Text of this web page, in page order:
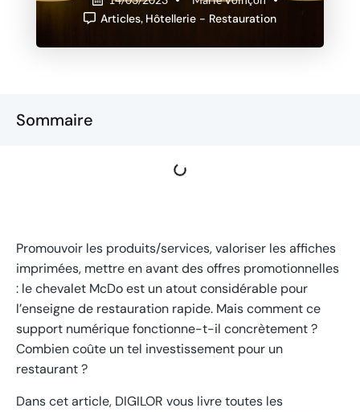
Articles, Hôtellerie - Restauration
Sommaire
Promouvoir les produits/services, valoriser les affiches
imprimées, mettre en avant des offres promotionnelles
: le chevalet McDo est un atout considérable pour
l’enseigne de restauration rapide. Mais comment ce
support numérique fonctionne-t-il concrètement ?
Combien coûte un tel investissement pour un
restaurant ?
Dans cet article, DIGILOR vous livre toutes les